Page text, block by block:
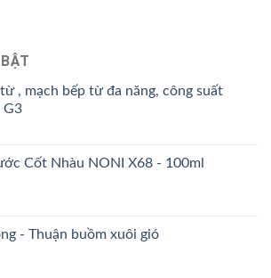
, mạch bếp từ đa năng, công suất
G3
Cốt Nhàu NONI X68 - 100ml
- Thuận buồm xuôi gió